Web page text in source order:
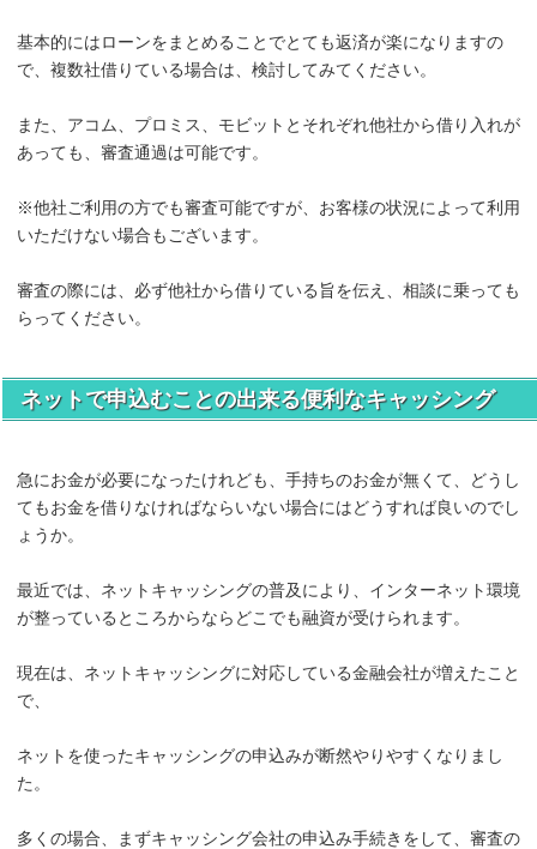
基本的にはローンをまとめることでとても返済が楽になりますの
で、複数社借りている場合は、検討してみてください。
また、アコム、プロミス、モビットとそれぞれ他社から借り入れが
あっても、審査通過は可能です。
※他社ご利用の方でも審査可能ですが、お客様の状況によって利用
いただけない場合もございます。
審査の際には、必ず他社から借りている旨を伝え、相談に乗っても
らってください。
ネットで申込むことの出来る便利なキャッシング
急にお金が必要になったけれども、手持ちのお金が無くて、どうし
てもお金を借りなければならいない場合にはどうすれば良いのでし
ょうか。
最近では、ネットキャッシングの普及により、インターネット環境
が整っているところからならどこでも融資が受けられます。
現在は、ネットキャッシングに対応している金融会社が増えたこと
で、
ネットを使ったキャッシングの申込みが断然やりやすくなりまし
た。
多くの場合、まずキャッシング会社の申込み手続きをして、審査の